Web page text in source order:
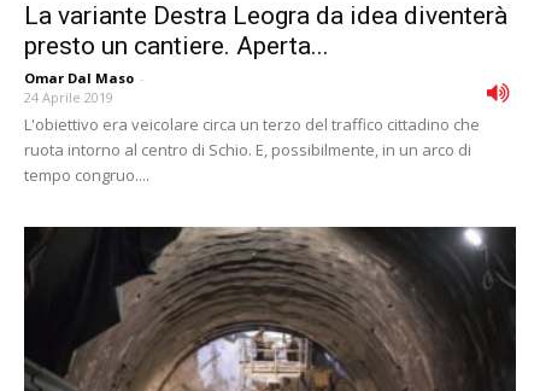
La variante Destra Leogra da idea diventerà
presto un cantiere. Aperta...
Omar Dal Maso -
24 Aprile 2019
L'obiettivo era veicolare circa un terzo del traffico cittadino che
ruota intorno al centro di Schio. E, possibilmente, in un arco di
tempo congruo....